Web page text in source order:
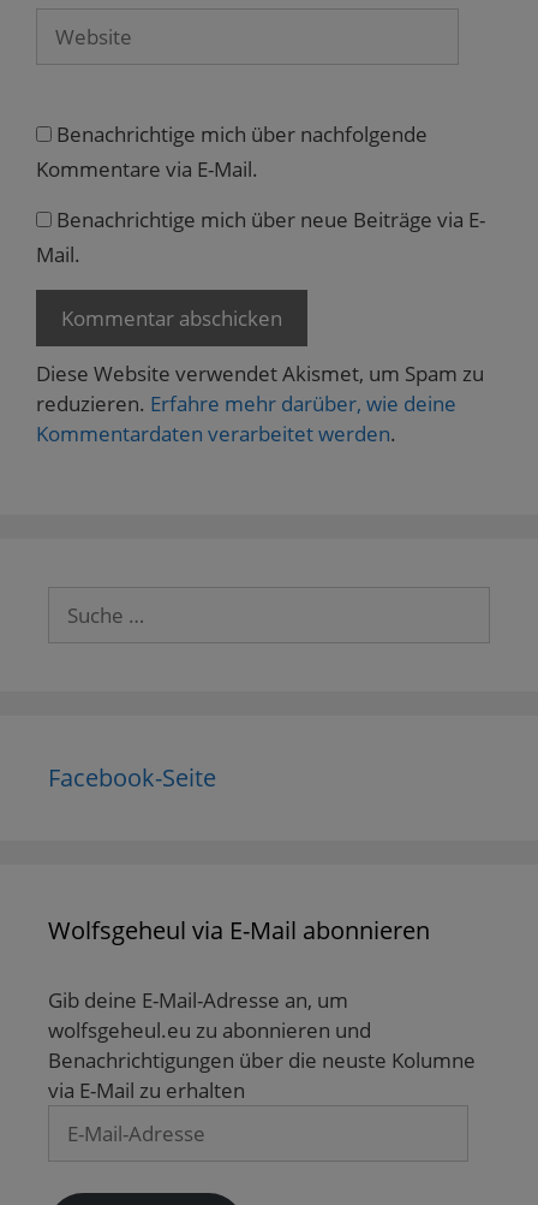
Benachrichtige mich über nachfolgende
Kommentare via E-Mail.
Benachrichtige mich über neue Beiträge via E-
Mail.
Diese Website verwendet Akismet, um Spam zu
reduzieren. Erfahre mehr darüber, wie deine
Kommentardaten verarbeitet werden.
Suche
nach:
Facebook-Seite
Wolfsgeheul via E-Mail abonnieren
Gib deine E-Mail-Adresse an, um
wolfsgeheul.eu zu abonnieren und
Benachrichtigungen über die neuste Kolumne
via E-Mail zu erhalten
Mail-